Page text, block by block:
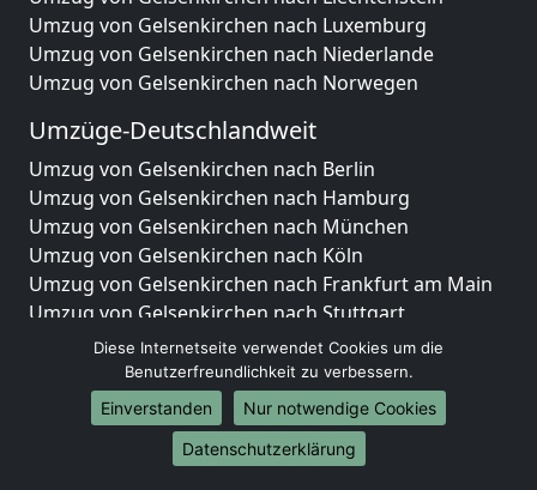
Umzug von Gelsenkirchen nach Luxemburg
Umzug von Gelsenkirchen nach Niederlande
Umzug von Gelsenkirchen nach Norwegen
Umzüge-Deutschlandweit
Umzug von Gelsenkirchen nach Berlin
Umzug von Gelsenkirchen nach Hamburg
Umzug von Gelsenkirchen nach München
Umzug von Gelsenkirchen nach Köln
Umzug von Gelsenkirchen nach Frankfurt am Main
Umzug von Gelsenkirchen nach Stuttgart
Umzug von Gelsenkirchen nach Düsseldorf
Umzug von Gelsenkirchen nach Leipzig
Umzug von Gelsenkirchen nach Dortmund
Umzug von Gelsenkirchen nach Essen
Umzug von Gelsenkirchen nach Bremen
Diese Internetseite verwendet Cookies um die
Benutzerfreundlichkeit zu verbessern.
Einverstanden
Nur notwendige Cookies
Datenschutzerklärung